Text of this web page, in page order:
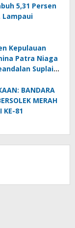
5,31 Persen
Lampaui
Kepulauan
Patra Niaga
Suplai
BANDARA
MERAH
KE-81